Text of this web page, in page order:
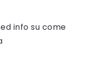
info su come